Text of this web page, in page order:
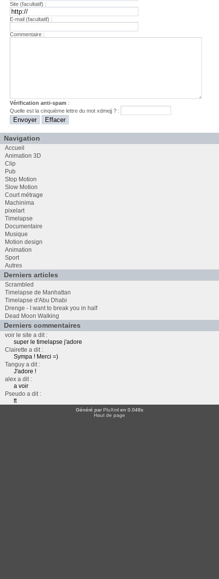
Site (facultatif) :
E-mail (facultatif) :
Commentaire :
Vérification anti-spam :
Quelle est lacinquième lettre du motxdmejj ? :
Navigation
Accueil
Animation 3D
Clip
Pub
Stop Motion
Slow Motion
Court métrage
Machinima
pixelart
Timelapse
Documentaire
Musique
Motion design
Animation
Sport
Autres
Derniers articles
Scrambled
Timelapse de Manhattan
Timelapse d'Abu Dhabi
Drenge - I want to break you in half
Dead Moon Walking
Derniers commentaires
voir le site a dit :
super le timelapse j'adore
Clairette a dit :
Sympa ! Merci =)
Tanguy a dit :
J'adore !
alex a dit :
a voir
Pseudo a dit :
tt
Généré parPluXml en 0.048s
Haut de page